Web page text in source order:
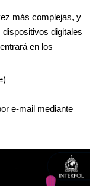
más complejas, y
dispositivos digitales
en los
e-mail mediante